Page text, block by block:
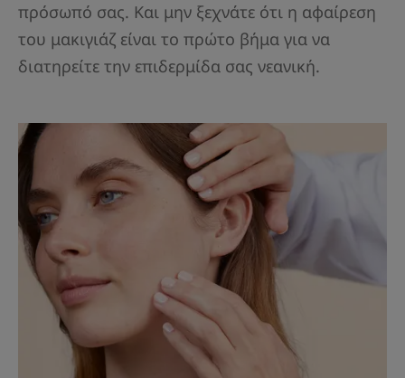
πρόσωπό σας. Και μην ξεχνάτε ότι η αφαίρεση
του μακιγιάζ είναι το πρώτο βήμα για να
διατηρείτε την επιδερμίδα σας νεανική.